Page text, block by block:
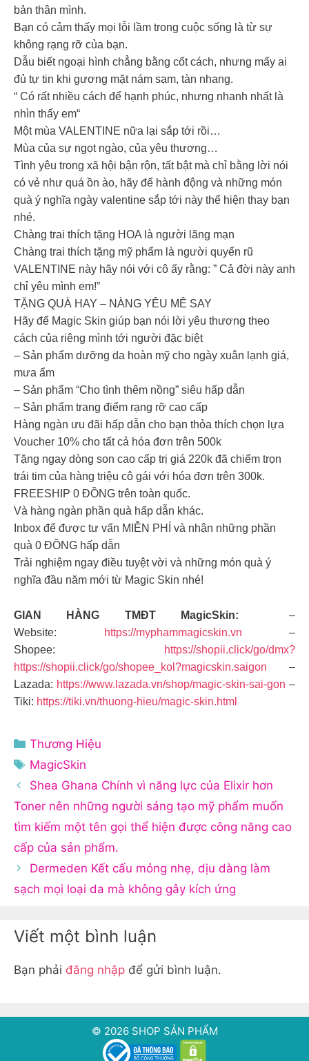
bản thân mình.
Bạn có cảm thấy mọi lỗi lầm trong cuộc sống là từ sự
không rạng rỡ của bạn.
Dẫu biết ngoại hình chẳng bằng cốt cách, nhưng mấy ai
đủ tự tin khi gương mặt nám sạm, tàn nhang.
“ Có rất nhiều cách để hạnh phúc, nhưng nhanh nhất là
nhìn thấy em“
Một mùa VALENTINE nữa lại sắp tới rồi…
Mùa của sự ngọt ngào, của yêu thương…
Tình yêu trong xã hội bận rộn, tất bật mà chỉ bằng lời nói
có vẻ như quá ồn ào, hãy để hành động và những món
quà ý nghĩa ngày valentine sắp tới này thể hiện thay bạn
nhé.
Chàng trai thích tặng HOA là người lãng mạn
Chàng trai thích tặng mỹ phẩm là người quyến rũ
VALENTINE này hãy nói với cô ấy rằng: ” Cả đời này anh
chỉ yêu mình em!”
TẶNG QUÀ HAY – NÀNG YÊU MÊ SAY
Hãy để Magic Skin giúp bạn nói lời yêu thương theo
cách của riêng mình tới người đặc biệt
– Sản phẩm dưỡng da hoàn mỹ cho ngày xuân lạnh giá,
mưa ẩm
– Sản phẩm “Cho tình thêm nồng” siêu hấp dẫn
– Sản phẩm trang điểm rạng rỡ cao cấp
Hàng ngàn ưu đãi hấp dẫn cho bạn thỏa thích chọn lựa
Voucher 10% cho tất cả hóa đơn trên 500k
Tặng ngay dòng son cao cấp trị giá 220k đã chiếm trọn
trái tim của hàng triệu cô gái với hóa đơn trên 300k.
FREESHIP 0 ĐỒNG trên toàn quốc.
Và hàng ngàn phần quà hấp dẫn khác.
Inbox để được tư vấn MIỄN PHÍ và nhận những phần
quà 0 ĐỒNG hấp dẫn
Trải nghiệm ngay điều tuyệt vời và những món quà ý
nghĩa đầu năm mới từ Magic Skin nhé!
GIAN HÀNG TMĐT MagicSkin:
–
Website:
https://myphammagicskin.vn –
Shopee:
https://shopii.click/go/dmx?
https://shopii.click/go/shopee_kol?magicskin.saigon –
Lazada: https://www.lazada.vn/shop/magic-skin-sai-gon –
Tiki: https://tiki.vn/thuong-hieu/magic-skin.html
Danh
mục
Thương Hiệu
Thẻ
MagicSkin
Shea Ghana Chính vì năng lực của Elixir hơn
Toner nên những người sáng tạo mỹ phẩm muốn
tìm kiếm một tên gọi thể hiện được công năng cao
cấp của sản phẩm.
Dermeden Kết cấu mỏng nhẹ, dịu dàng làm
sạch mọi loại da mà không gây kích ứng
Viết một bình luận
Bạn phải đăng nhập để gửi bình luận.
© 2026 SHOP SẢN PHẨM